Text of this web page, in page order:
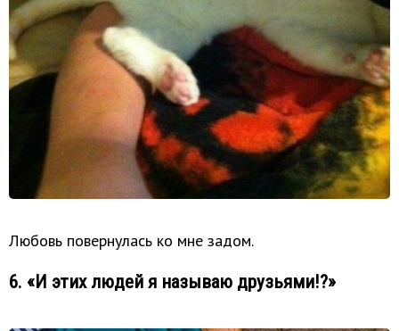
Любовь повернулась ко мне задом.
6. «И этих людей я называю друзьями!?»